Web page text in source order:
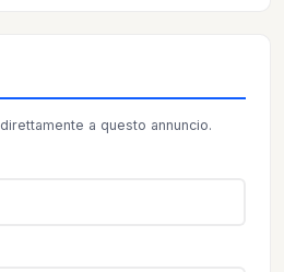
a questo annuncio.